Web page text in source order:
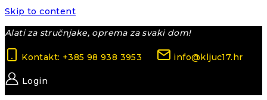
Skip to content
Alati za stručnjake, oprema za svaki dom!
Kontakt: +385 98 938 3953 info@kljuc17.hr
Login